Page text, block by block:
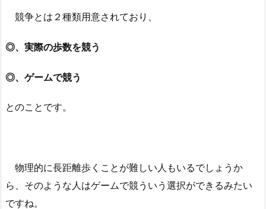
競争とは２種類用意されており、
◎、実際の歩数を競う
◎、ゲームで競う
とのことです。
物理的に長距離歩くことが難しい人もいるでしょうか
ら、そのような人はゲームで競ういう選択ができるみたい
ですね。